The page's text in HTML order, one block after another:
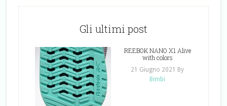
Gli ultimi post
REEBOK NANO X1 Alive
with colors
21 Giugno 2021 By
Bimbi